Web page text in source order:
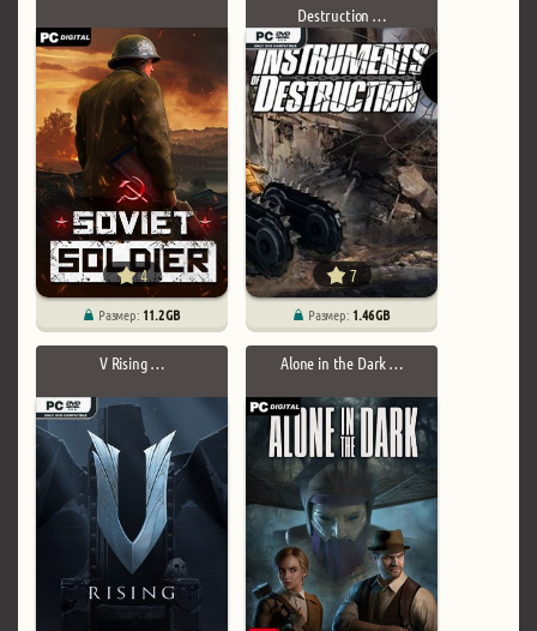
4
Размер: 11.2 GB
Destruction …
7
Размер: 1.46 GB
V Rising … Alone in the Dark …